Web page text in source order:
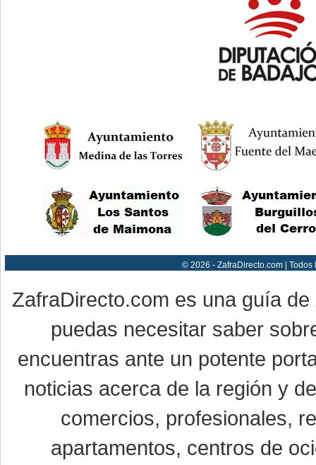
© 2026 - ZafraDirecto.com |
ZafraDirecto.com es una guía de
puedas necesitar saber
encuentras ante un potente
noticias acerca de la región y
comercios, profesionales,
apartamentos, centros de